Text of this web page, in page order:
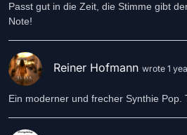
Passt gut in die Zeit, die Stimme gibt
Note!
Reiner Hofmann wrote 1
Ein moderner und frecher Synthie Pop.